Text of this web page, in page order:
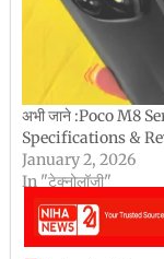
अभी जाने :Poco M8
Specifications &
January 2, 2026
In "टेक्नोलॉजी"